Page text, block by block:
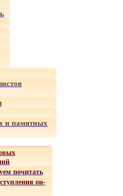
и памятных
почитать
он-